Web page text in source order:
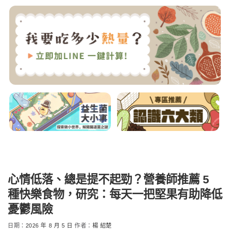
心情低落、總是提不起勁？營養師推薦 5
種快樂食物，研究：每天一把堅果有助降低
憂鬱風險
日期： 2026 年 8 月 5 日 作者： 楊 紹楚